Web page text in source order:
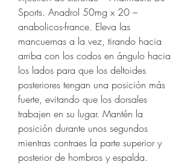
Sports. Anadrol 50mg x 20 –
anabolicos-france. Eleva las
mancuernas a la vez, tirando hacia
arriba con los codos en ángulo hacia
los lados para que los deltoides
posteriores tengan una posición más
fuerte, evitando que los dorsales
trabajen en su lugar. Mantén la
posición durante unos segundos
mientras contraes la parte superior y
posterior de hombros y espalda.